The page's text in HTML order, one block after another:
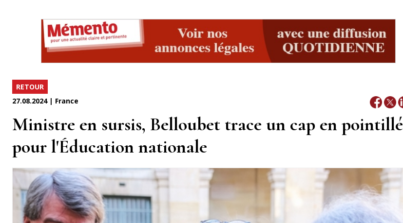
RETOUR
27.08.2024 | France
Ministre en sursis, Belloubet trace un cap en pointillé
pour l'Éducation nationale